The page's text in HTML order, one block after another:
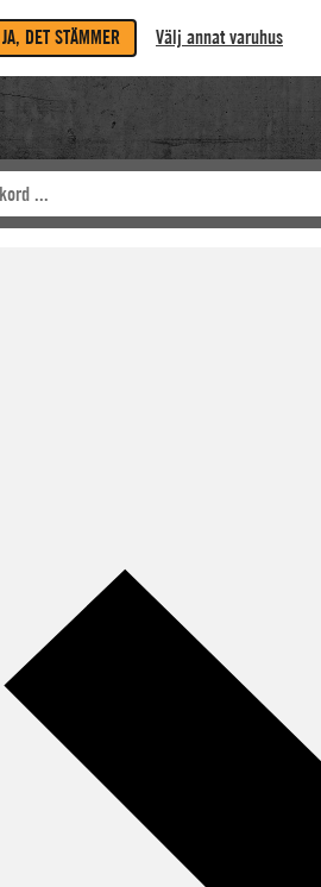
JA, DET STÄMMER Välj annat varuhus